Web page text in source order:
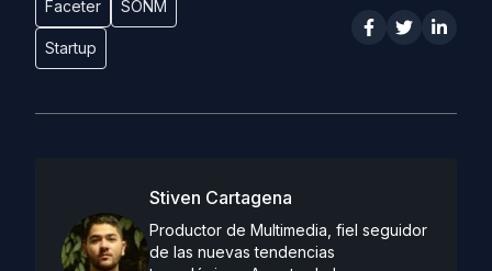
Faceter SONM
Startup
Stiven Cartagena
Productor de Multimedia, fiel seguidor
de las nuevas tendencias